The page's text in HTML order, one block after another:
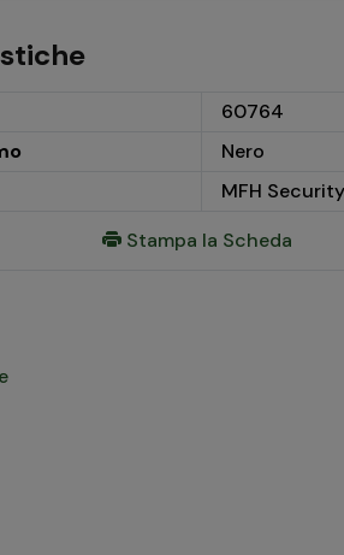
60764
Nero
MFH Security
Stampa la Scheda